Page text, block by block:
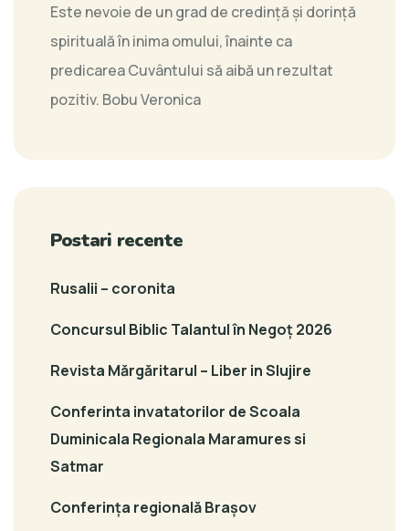
Este nevoie de un grad de credință şi dorință
spirituală în inima omului, înainte ca
predicarea Cuvântului să aibă un rezultat
pozitiv. Bobu Veronica
Postari recente
Rusalii – coronita
Concursul Biblic Talantul în Negoț 2026
Revista Mărgăritarul – Liber in Slujire
Conferinta invatatorilor de Scoala
Duminicala Regionala Maramures si
Satmar
Conferința regională Brașov